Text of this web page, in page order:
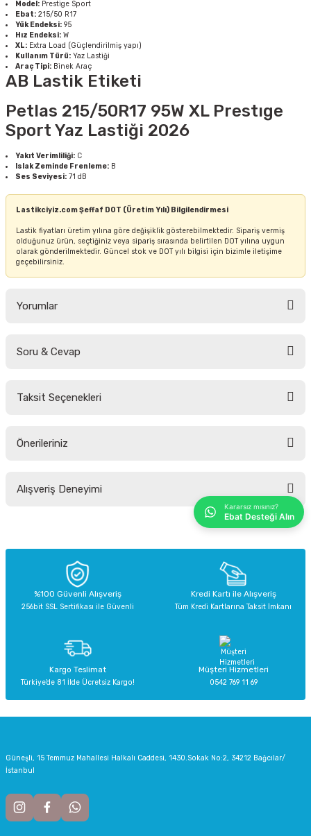
Model: Prestige Sport
Ebat: 215/50 R17
Yük Endeksi: 95
Hız Endeksi: W
XL: Extra Load (Güçlendirilmiş yapı)
Kullanım Türü: Yaz Lastiği
Araç Tipi: Binek Araç
AB Lastik Etiketi
Petlas 215/50R17 95W XL Prestıge
Sport Yaz Lastiği 2026
Yakıt Verimliliği: C
Islak Zeminde Frenleme: B
Ses Seviyesi: 71 dB
Lastikciyiz.com Şeffaf DOT (Üretim Yılı) Bilgilendirmesi
Lastik fiyatları üretim yılına göre değişiklik gösterebilmektedir. Sipariş vermiş
olduğunuz ürün, seçtiğiniz veya sipariş sırasında belirtilen DOT yılına uygun
olarak gönderilmektedir. Güncel stok ve DOT yılı bilgisi için bizimle iletişime
geçebilirsiniz.
Yorumlar
Soru & Cevap
Taksit Seçenekleri
Önerileriniz
yetersiz gördüğünüz noktaları öneri formunu kullanarak tarafımıza
Ürün açıklamasında eksik bilgiler bulunuyor.
Ürün bilgilerinde hatalar bulunuyor.
Ürün fiyatı diğer sitelerden daha pahalı.
Alışveriş Deneyimi
%100 Güvenli Alışveriş
256bit SSL Sertifikası ile Güvenli
Kredi Kartı ile Alışveriş
Tüm Kredi Kartlarına Taksit İmkanı
Kargo Teslimat
Türkiye’de 81 İlde Ücretsiz Kargo!
Müşteri Hizmetleri
0542 769 11 69
Güneşli, 15 Temmuz Mahallesi Halkalı Caddesi, 1430.Sokak No:2, 34212 Bağcılar/
İstanbul
Kararsız mısınız?
Ebat Desteği Alın